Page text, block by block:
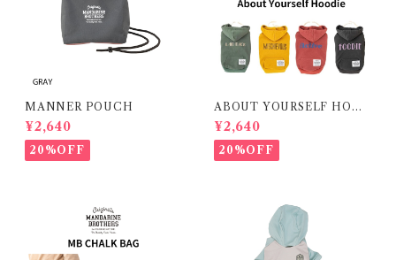
MANNER POUCH
¥2,640
20%OFF
ABOUT YOURSELF HOOD
IE
¥2,640
20%OFF